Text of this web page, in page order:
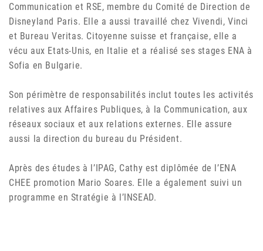
Communication et RSE, membre du Comité de Direction de
Disneyland Paris. Elle a aussi travaillé chez Vivendi, Vinci
et Bureau Veritas. Citoyenne suisse et française, elle a
vécu aux Etats-Unis, en Italie et a réalisé ses stages ENA à
Sofia en Bulgarie.
Son périmètre de responsabilités inclut toutes les activités
relatives aux Affaires Publiques, à la Communication, aux
réseaux sociaux et aux relations externes. Elle assure
aussi la direction du bureau du Président.
Après des études à l’IPAG, Cathy est diplômée de l’ENA
CHEE promotion Mario Soares. Elle a également suivi un
programme en Stratégie à l’INSEAD.